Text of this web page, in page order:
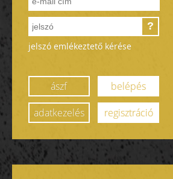
?
jelszó emlékeztető kérése
ászf
belépés
adatkezelés
regisztráció